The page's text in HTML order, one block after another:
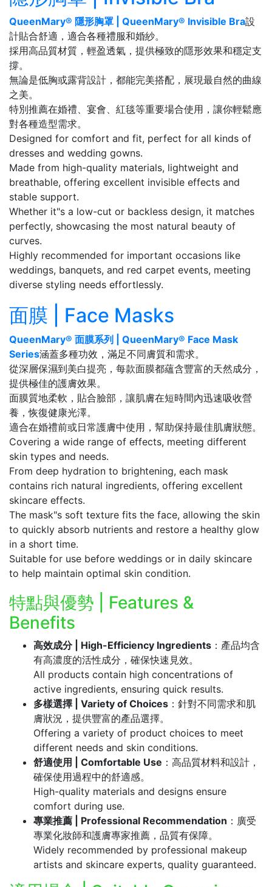
QueenMary® 隱形胸罩 | QueenMary® Invisible Bra設
計貼合舒適，適合各種禮服和婚紗。
採用高品質材質，輕盈透氣，提供極致的隱形效果和穩定支
撐。
無論是低胸或露背設計，都能完美搭配，展現最自然的曲線
之美。
特別推薦在婚禮、宴會、紅毯等重要場合使用，讓你輕鬆應
對各種造型需求。
Designed for comfort and fit, perfect for all kinds of
dresses and wedding gowns.
Made from high-quality materials, lightweight and
breathable, offering excellent invisible effects and
stable support.
Whether it"s a low-cut or backless design, it matches
perfectly, showcasing the most natural beauty of
curves.
Highly recommended for important occasions like
weddings, banquets, and red carpet events, meeting
diverse styling needs effortlessly.
面膜 | Face Masks
QueenMary® 面膜系列 | QueenMary® Face Mask
Series涵蓋多種功效，滿足不同膚質和需求。
從深層保濕到美白提亮，每款面膜都蘊含豐富的天然成分，
提供極佳的護膚效果。
面膜質地柔軟，貼合臉部，讓肌膚在短時間內迅速吸收營
養，恢復健康光澤。
適合在婚禮前或日常護膚中使用，幫助保持最佳肌膚狀態。
Covering a wide range of effects, meeting different
skin types and needs.
From deep hydration to brightening, each mask
contains rich natural ingredients, offering excellent
skincare effects.
The mask"s soft texture fits the face, allowing the skin
to quickly absorb nutrients and restore a healthy glow
in a short time.
Suitable for use before weddings or in daily skincare
to help maintain optimal skin condition.
特點與優勢 | Features &
Benefits
高效成分 | High-Efficiency Ingredients ：產品均含
有高濃度的活性成分，確保快速見效。
All products contain high concentrations of
active ingredients, ensuring quick results.
多樣選擇 | Variety of Choices ：針對不同需求和肌
膚狀況，提供豐富的產品選擇。
Offering a variety of product choices to meet
different needs and skin conditions.
舒適使用 | Comfortable Use ：高品質材料和設計，
確保使用過程中的舒適感。
High-quality materials and designs ensure
comfort during use.
專業推薦 | Professional Recommendation ：廣受
專業化妝師和護膚專家推薦，品質有保障。
Widely recommended by professional makeup
artists and skincare experts, quality guaranteed.